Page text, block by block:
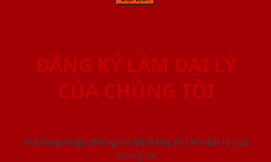
ĐĂNG KÝ LÀM ĐẠI LÝ
CỦA CHÚNG TÔI
Vui lòng nhập thông tin để đăng ký làm đại lý của
chúng tôi